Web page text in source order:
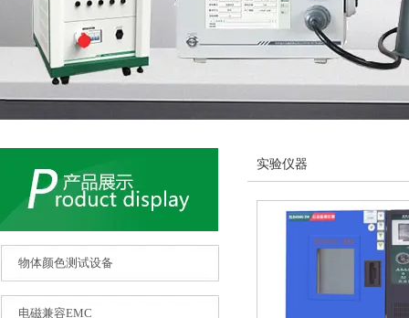
物体颜色测试设备
电磁兼容EMC
实验仪器